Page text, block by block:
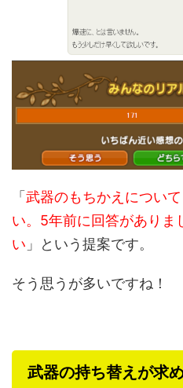
「 武器のもちかえについ
い。5年前に回答がありま
い 」という提案です。
そう思うが多いですね！
武器の持ち替えが求